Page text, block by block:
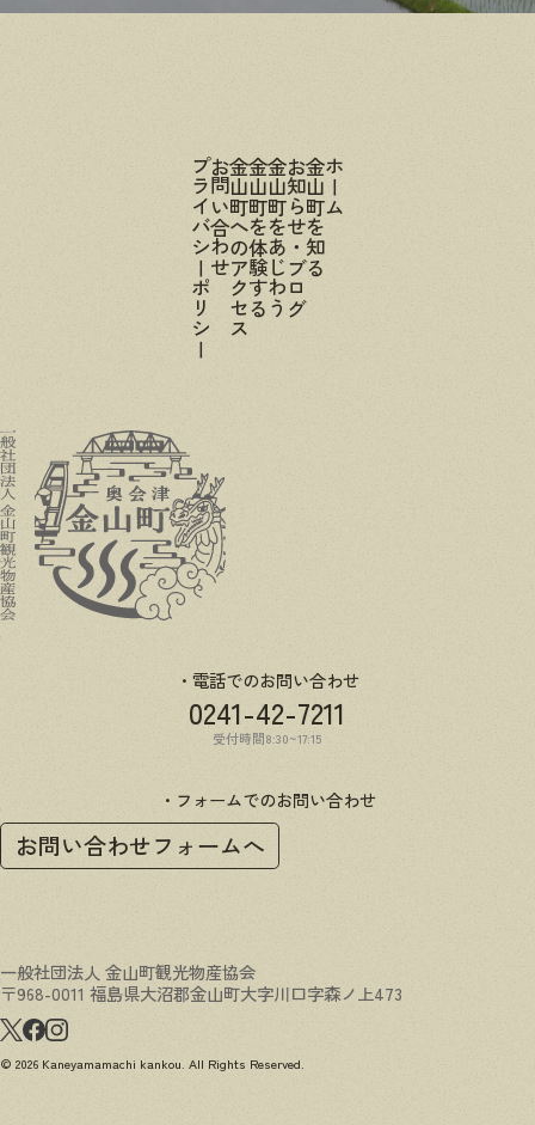
ホーム
金山町を知る
お知らせ・ブログ
金山町をあじわう
金山町を体験する
金山町へのアクセス
お問い合わせ
プライバシーポリシー
電話でのお問い合わせ
0241-42-7211
受付時間8:30~17:15
フォームでのお問い合わせ
お問い合わせフォームへ
一般社団法人 金山町観光物産協会
〒968-0011 福島県大沼郡金山町大字川口字森ノ上473
© 2026 Kaneyamamachi kankou. All Rights Reserved.